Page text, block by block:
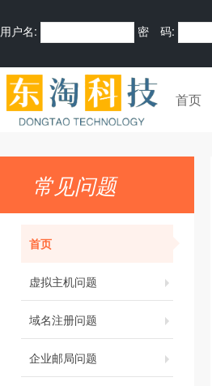
用户名: 密 码:
首页
常见问题
首页
虚拟主机问题
域名注册问题
企业邮局问题